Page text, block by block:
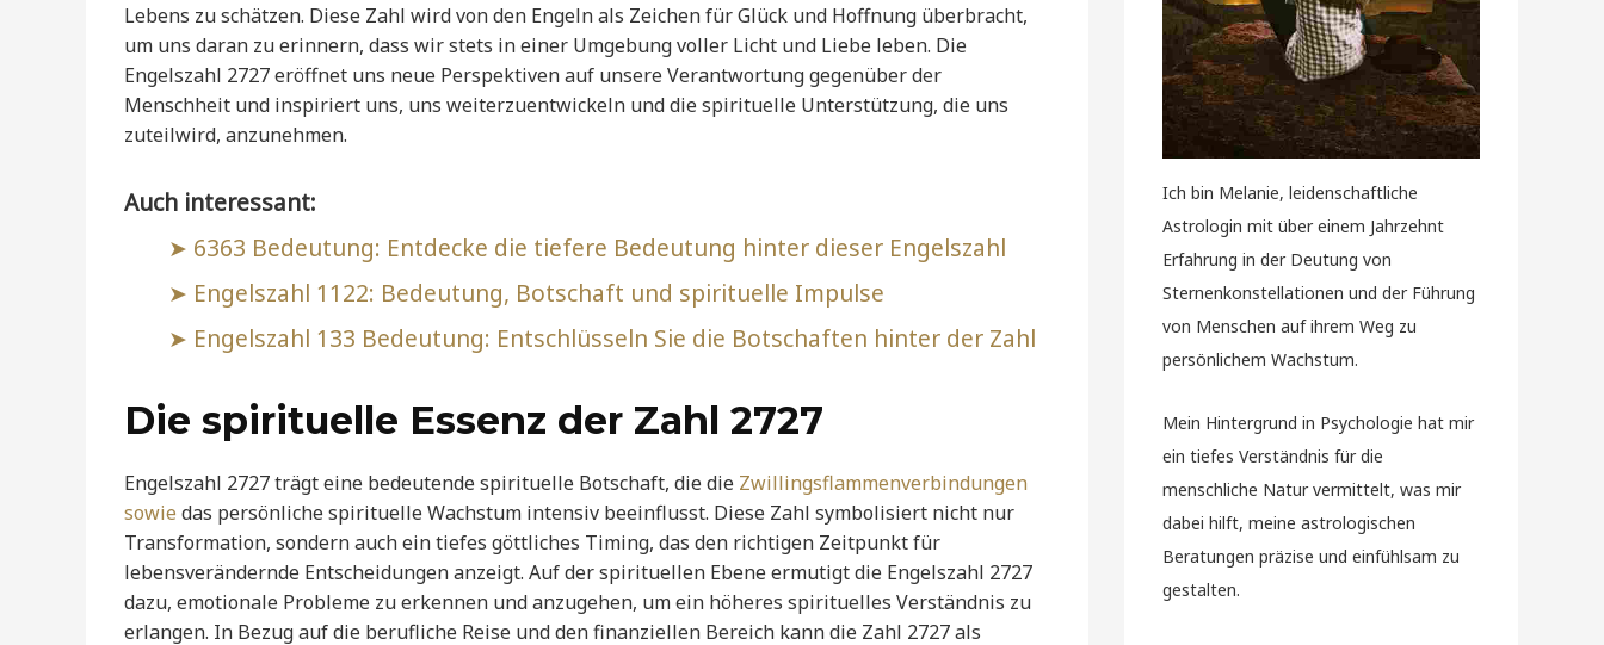
Lebens zu schätzen. Diese Zahl wird von den Engeln als Zeichen für Glück und Hoffnung überbracht,
um uns daran zu erinnern, dass wir stets in einer Umgebung voller Licht und Liebe leben. Die
Engelszahl 2727 eröffnet uns neue Perspektiven auf unsere Verantwortung gegenüber der
Menschheit und inspiriert uns, uns weiterzuentwickeln und die spirituelle Unterstützung, die uns
zuteilwird, anzunehmen.
Auch interessant:
6363 Bedeutung: Entdecke die tiefere Bedeutung hinter dieser Engelszahl
Engelszahl 1122: Bedeutung, Botschaft und spirituelle Impulse
Engelszahl 133 Bedeutung: Entschlüsseln Sie die Botschaften hinter der Zahl
Die spirituelle Essenz der Zahl 2727
Engelszahl 2727 trägt eine bedeutende spirituelle Botschaft, die die Zwillingsflammenverbindungen
sowie das persönliche spirituelle Wachstum intensiv beeinflusst. Diese Zahl symbolisiert nicht nur
Transformation, sondern auch ein tiefes göttliches Timing, das den richtigen Zeitpunkt für
lebensverändernde Entscheidungen anzeigt. Auf der spirituellen Ebene ermutigt die Engelszahl 2727
dazu, emotionale Probleme zu erkennen und anzugehen, um ein höheres spirituelles Verständnis zu
erlangen. In Bezug auf die berufliche Reise und den finanziellen Bereich kann die Zahl 2727 als
Ich bin Melanie, leidenschaftliche
Astrologin mit über einem Jahrzehnt
Erfahrung in der Deutung von
Sternenkonstellationen und der Führung
von Menschen auf ihrem Weg zu
persönlichem Wachstum.
Mein Hintergrund in Psychologie hat mir
ein tiefes Verständnis für die
menschliche Natur vermittelt, was mir
dabei hilft, meine astrologischen
Beratungen präzise und einfühlsam zu
gestalten.